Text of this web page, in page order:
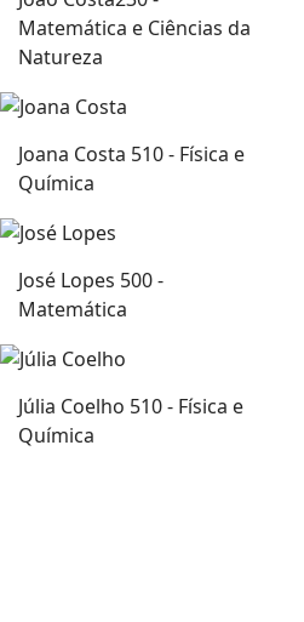
Matemática e Ciências da
Natureza
Joana Costa 510 - Física e
Química
José Lopes 500 -
Matemática
Júlia Coelho 510 - Física e
Química